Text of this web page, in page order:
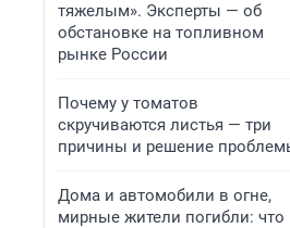
тяжелым». Эксперты — об
обстановке на топливном
рынке России
Почему у томатов
скручиваются листья — три
причины и решение
Дома и автомобили в огне,
мирные жители погибли: что